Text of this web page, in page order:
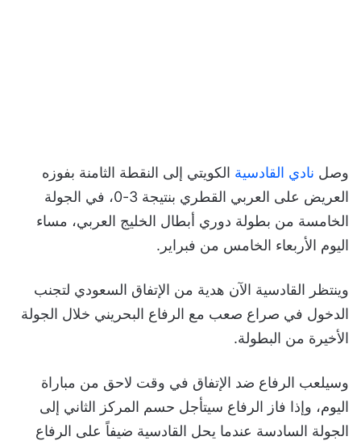
وصل نادي القادسية الكويتي إلى النقطة الثامنة بفوزه
العريض على العربي القطري بنتيجة 3-0، في الجولة
الخامسة من بطولة دوري أبطال الخليج العربي، مساء
اليوم الأربعاء الخامس من فبراير.
وينتظر القادسية الآن هدية من الإتفاق السعودي لتجنب
الدخول في صراع صعب مع الرفاع البحريني خلال الجولة
الأخيرة من البطولة.
وسيلعب الرفاع ضد الإتفاق في وقت لاحق من مباراة
اليوم، وإذا فاز الرفاع سيتأجل حسم المركز الثاني إلى
الجولة السادسة عندما يحل القادسية ضيفاً على الرفاع